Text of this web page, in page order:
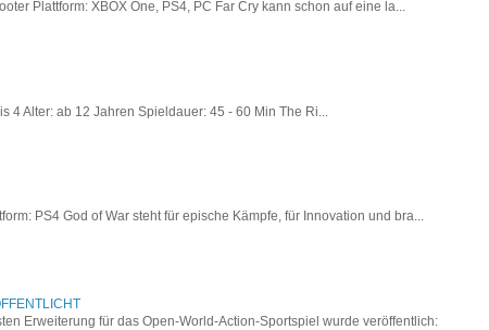
Plattform: XBOX One, PS4, PC Far Cry kann schon auf eine la...
Alter: ab 12 Jahren Spieldauer: 45 - 60 Min The Ri...
PS4 God of War steht für epische Kämpfe, für Innovation und bra...
Erweiterung für das Open-World-Action-Sportspiel wurde veröffentlich: